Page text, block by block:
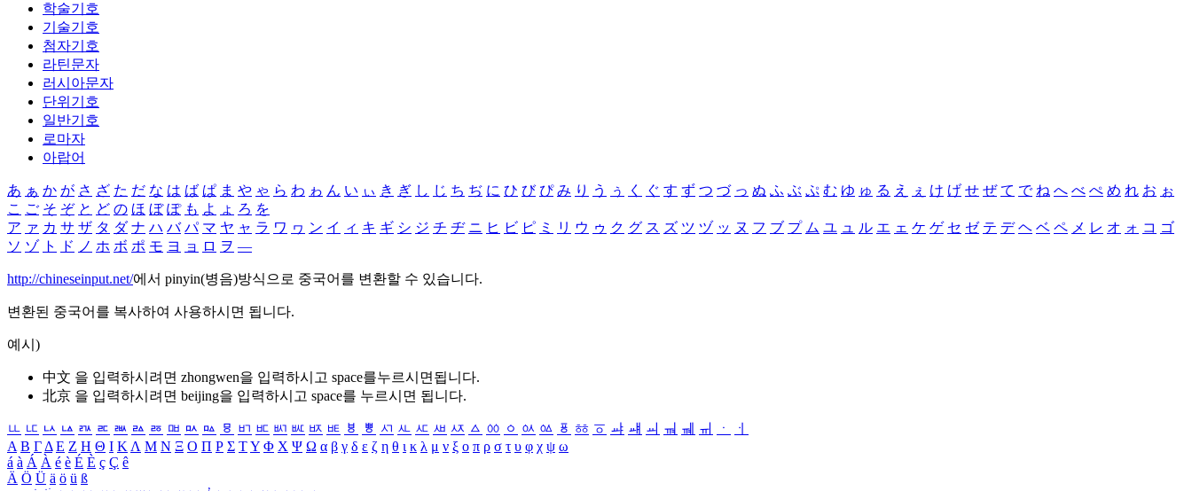
학술기호
기술기호
첨자기호
라틴문자
러시아문자
단위기호
일반기호
로마자
아랍어
あ ぁ か が さ ざ た だ な は ば ぱ ま や ゃ ら わ ゎ ん い ぃ き ぎ し じ ち ぢ に ひ び ぴ み り う ぅ く ぐ す ず つ づ っ ぬ ふ ぶ ぷ む ゆ ゅ る え ぇ け げ せ ぜ て で ね へ べ ぺ め れ お ぉ
こ ご そ ぞ と ど の ほ ぼ ぽ も よ ょ ろ を
ア ァ カ サ ザ タ ダ ナ ハ バ パ マ ヤ ャ ラ ワ ヮ ン イ ィ キ ギ シ ジ チ ヂ ニ ヒ ビ ピ ミ リ ウ ゥ ク グ ス ズ ツ ヅ ッ ヌ フ ブ プ ム ユ ュ ル エ ェ ケ ゲ セ ゼ テ デ ヘ ベ ペ メ レ オ ォ コ ゴ
ソ ゾ ト ド ノ ホ ボ ポ モ ヨ ョ ロ ヲ ―
http://chineseinput.net/에서 pinyin(병음)방식으로 중국어를 변환할 수 있습니다.
변환된 중국어를 복사하여 사용하시면 됩니다.
예시)
中文 을 입력하시려면 zhongwen을 입력하시고 space를누르시면됩니다.
北京 을 입력하시려면 beijing을 입력하시고 space를 누르시면 됩니다.
ㅥ ㅦ ㅧ ㅨ ㅩ ㅪ ㅫ ㅬ ㅭ ㅮ ㅯ ㅰ ㅱ ㅲ ㅳ ㅴ ㅵ ㅶ ㅷ ㅸ ㅹ ㅺ ㅻ ㅼ ㅽ ㅾ ㅿ ㆀ ㆁ ㆂ ㆃ ㆄ ㆅ ㆆ ㆇ ㆈ ㆉ ㆊ ㆋ ㆌ ㆍ
ㆎ
Α Β ΓΔ Ε Ζ Η Θ Ι ΚΛ Μ Ν Ξ Ο Π Ρ Σ ΤΥ Φ Χ Ψ Ω α β γ δ ε ζ η θ ι κ λ μ ν ξ ο π ρ σ τ υ φ χ ψ ω
á à Á À é è É È ç Ç ê
Ä Ö Ü ä ö ü ß